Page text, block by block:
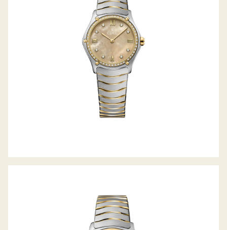
SPORT CLASSIC
SPORT CLASSIC LADY